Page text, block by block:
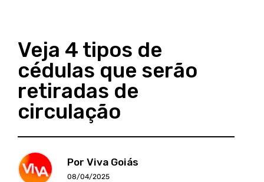
Veja 4 tipos de
cédulas que serão
retiradas de
circulação
Por Viva Goiás
08/04/2025